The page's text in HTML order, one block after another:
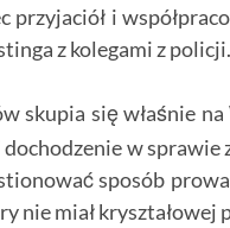
i
z kolegami z policji.
skupia się właśnie
w
sposób
nie miał